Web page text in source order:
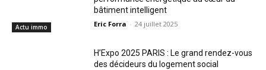
Actu immo
bâtiment intelligent
Eric Forra - 24 juillet 2025
H’Expo 2025 PARIS : Le grand rendez-vous
des décideurs du logement social